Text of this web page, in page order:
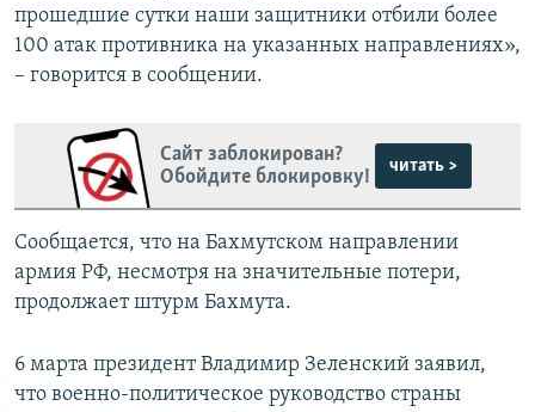
прошедшие сутки наши защитники отбили более
100 атак противника на указанных направлениях»,
– говорится в сообщении.
Сайт заблокирован?
Обойдите блокировку!
читать >
Сообщается, что на Бахмутском направлении
армия РФ, несмотря на значительные потери,
продолжает штурм Бахмута.
6 марта президент Владимир Зеленский заявил,
что военно-политическое руководство страны